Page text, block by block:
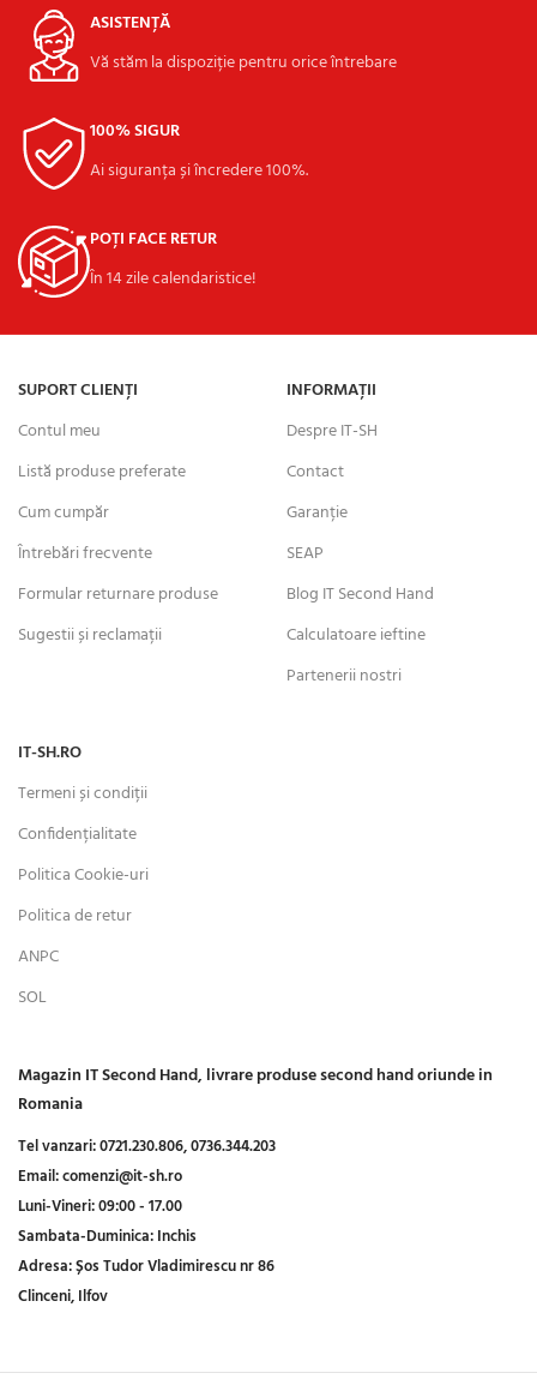
ASISTENȚĂ
Vă stăm la dispoziție pentru orice întrebare
100% SIGUR
Ai siguranța și încredere 100%.
POȚI FACE RETUR
În 14 zile calendaristice!
SUPORT CLIENȚI
Contul meu
Listă produse preferate
Cum cumpăr
Întrebări frecvente
Formular returnare produse
Sugestii și reclamații
INFORMAȚII
Despre IT-SH
Contact
Garanție
SEAP
Blog IT Second Hand
Calculatoare ieftine
Partenerii nostri
IT-SH.RO
Termeni și condiții
Confidențialitate
Politica Cookie-uri
Politica de retur
ANPC
SOL
Magazin IT Second Hand, livrare produse second hand oriunde in
Romania
Tel vanzari:0721.230.806,0736.344.203
Email:comenzi@it-sh.ro
Luni-Vineri:09:00 - 17.00
Sambata-Duminica:Inchis
Adresa:Șos Tudor Vladimirescu nr 86
Clinceni, Ilfov